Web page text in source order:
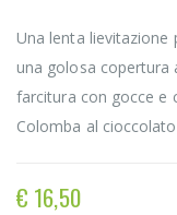
Una lenta lievitazione
una golosa copertura
farcitura con gocce e
Colomba al
€ 16,50